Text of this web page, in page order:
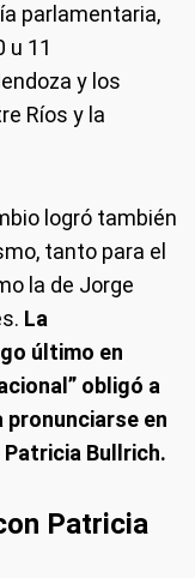
parlamentaria,
u 11
y los
Ríos y la
logró también
tanto para el
la de Jorge
La
último en
obligó a
pronunciarse en
Bullrich.
Patricia